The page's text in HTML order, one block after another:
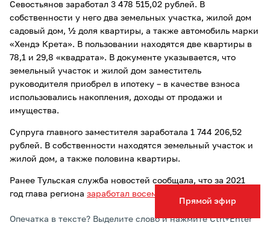
Прямой эфир
Севостьянов заработал 3 478 515,02 рублей. В
собственности у него два земельных участка, жилой дом
садовый дом, ½ доля квартиры, а также автомобиль марки
«Хендэ Крета». В пользовании находятся две квартиры в
78,1 и 29,8 «квадрата». В документе указывается, что
земельный участок и жилой дом заместитель
руководителя приобрел в ипотеку – в качестве взноса
использовались накопления, доходы от продажи и
имущества.
Супруга главного заместителя заработала 1 744 206,52
рублей. В собственности находятся земельный участок и
жилой дом, а также половина квартиры.
Ранее Тульская служба новостей сообщала, что за 2021
год глава региона заработал восемь миллионов рублей
Опечатка в тексте? Выделите слово и нажмите Ctrl+Enter